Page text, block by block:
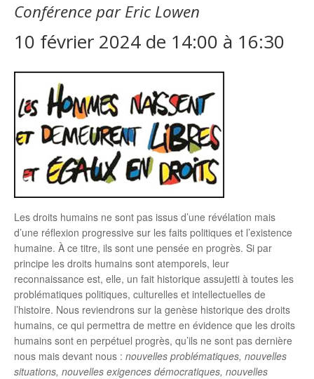
Conférence par Eric Lowen
10 février 2024 de 14:00 à 16:30
Les droits humains ne sont pas issus d’une révélation mais
d’une réflexion progressive sur les faits politiques et l’existence
humaine. À ce titre, ils sont une pensée en progrès. Si par
principe les droits humains sont atemporels, leur
reconnaissance est, elle, un fait historique assujetti à toutes les
problématiques politiques, culturelles et intellectuelles de
l’histoire. Nous reviendrons sur la genèse historique des droits
humains, ce qui permettra de mettre en évidence que les droits
humains sont en perpétuel progrès, qu’ils ne sont pas dernière
nous mais devant nous : nouvelles problématiques, nouvelles
situations, nouvelles exigences démocratiques, nouvelles